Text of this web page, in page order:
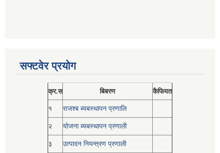
सफ्टवेर प्रयोग
क्र.स बिबरण कैफियत
१ राजश्ब ब्यबस्थापन प्रणालि
२ योजना ब्यबस्थापन प्रणाली
३ उत्पादन नियन्त्रण प्रणाली